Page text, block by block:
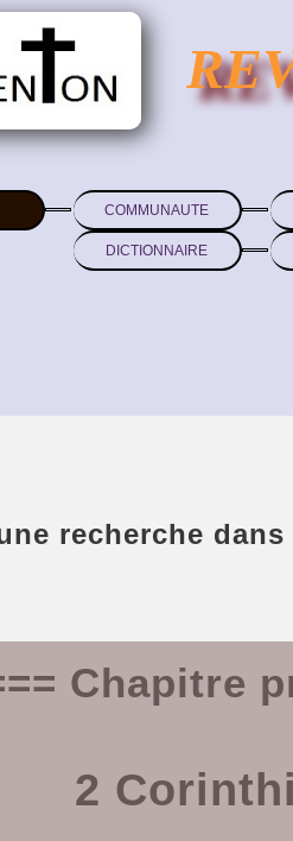
COMMUNAUTE
DICTIONNAIRE
recherche
Chapitre
2